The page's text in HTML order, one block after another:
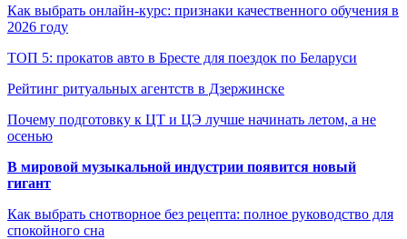
Как выбрать онлайн-курс: признаки качественного обучения в
2026 году
ТОП 5: прокатов авто в Бресте для поездок по Беларуси
Рейтинг ритуальных агентств в Дзержинске
Почему подготовку к ЦТ и ЦЭ лучше начинать летом, а не
осенью
В мировой музыкальной индустрии появится новый
гигант
Как выбрать снотворное без рецепта: полное руководство для
спокойного сна